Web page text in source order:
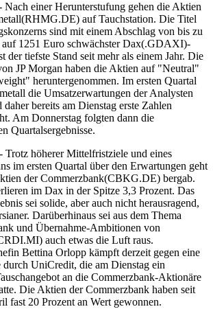
Nach einer Herunterstufung gehen die Aktien
auf Tauchstation. Die Titel
sind mit einem Abschlag von bis zu
auf 1251 Euro schwächster Dax(.GDAXI)-
der tiefste Stand seit mehr als einem Jahr. Die
JP Morgan haben die Aktien auf "Neutral"
heruntergenommen. Im ersten Quartal
die Umsatzerwartungen der Analysten
bereits am Dienstag erste Zahlen
Am Donnerstag folgten dann die
Quartalsergebnisse.
- Trotz höherer Mittelfristziele und eines
im ersten Quartal über den Erwartungen geht
der Commerzbank(CBKG.DE) bergab.
im Dax in der Spitze 3,3 Prozent. Das
sei solide, aber auch nicht herausragend,
Darüberhinaus sei aus dem Thema
und Übernahme-Ambitionen von
auch etwas die Luft raus.
Bettina Orlopp kämpft derzeit gegen eine
durch UniCredit, die am Dienstag ein
an die Commerzbank-Aktionäre
Die Aktien der Commerzbank haben seit
fast 20 Prozent an Wert gewonnen.